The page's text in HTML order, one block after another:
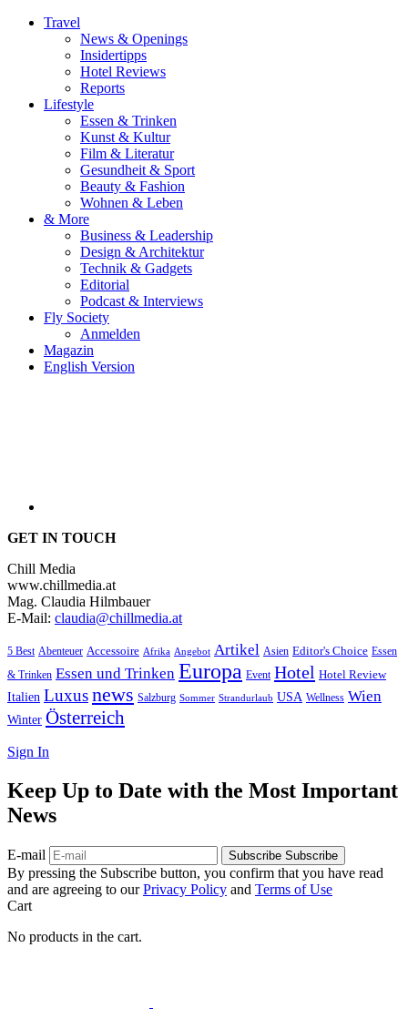
Travel
News & Openings
Insidertipps
Hotel Reviews
Reports
Lifestyle
Essen & Trinken
Kunst & Kultur
Film & Literatur
Gesundheit & Sport
Beauty & Fashion
Wohnen & Leben
& More
Business & Leadership
Design & Architektur
Technik & Gadgets
Editorial
Podcast & Interviews
Fly Society
Anmelden
Magazin
English Version
GET IN TOUCH
Chill Media
www.chillmedia.at
Mag. Claudia Hilmbauer
E-Mail: claudia@chillmedia.at
5 Best Abenteuer Accessoire Afrika Angebot Artikel Asien Editor's Choice Essen
& Trinken Essen und Trinken Europa Event Hotel Hotel Review
Italien Luxusnews Salzburg Sommer Strandurlaub USA Wellness Wien
Winter Österreich
Sign In
Keep Up to Date with the Most Important
News
E-mail Subscribe Subscribe
By pressing the Subscribe button, you confirm that you have read
and are agreeing to ourPrivacy Policy and Terms of Use
Cart
No products in the cart.